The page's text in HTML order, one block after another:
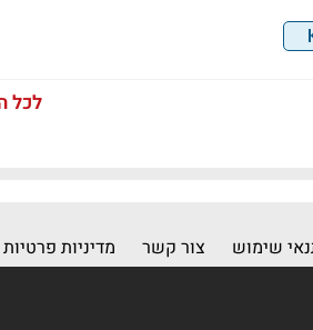
לכל
שימוש צור קשר מדיניות פרטיות